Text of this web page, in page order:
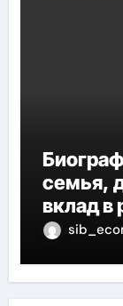
семья,
вклад в